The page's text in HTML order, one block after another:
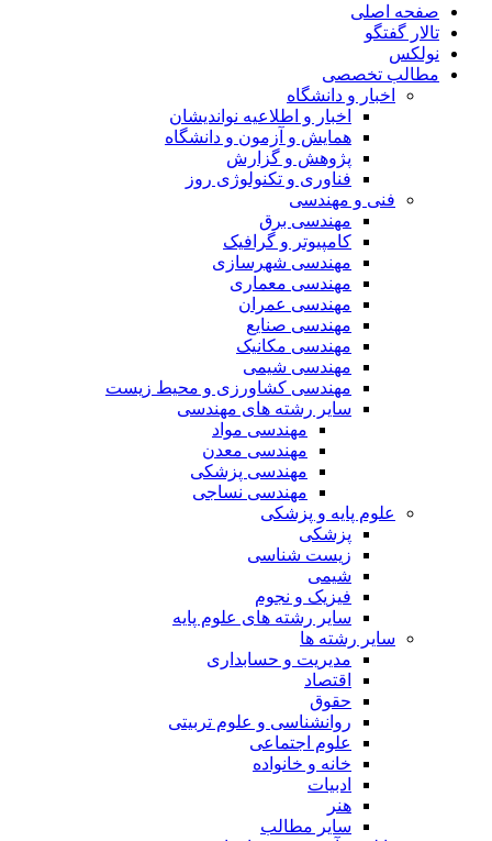
صفحه اصلی
تالار گفتگو
نولکس
مطالب تخصصی
اخبار و دانشگاه
اخبار و اطلاعیه نواندیشان
همایش و آزمون و دانشگاه
پژوهش و گزارش
فناوری و تکنولوژی روز
فنی و مهندسی
مهندسی برق
کامپیوتر و گرافیک
مهندسی شهرسازی
مهندسی معماری
مهندسی عمران
مهندسی صنایع
مهندسی مکانیک
مهندسی شیمی
مهندسی کشاورزی و محیط زیست
سایر رشته های مهندسی
مهندسی مواد
مهندسی معدن
مهندسی پزشکی
مهندسی نساجی
علوم پایه و پزشکی
پزشکی
زیست شناسی
شیمی
فیزیک و نجوم
سایر رشته های علوم پایه
سایر رشته ها
مدیریت و حسابداری
اقتصاد
حقوق
روانشناسی و علوم تربیتی
علوم اجتماعی
خانه و خانواده
ادبیات
هنر
سایر مطالب